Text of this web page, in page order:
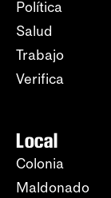
Política
Salud
Trabajo
Verifica
Local
Colonia
Maldonado